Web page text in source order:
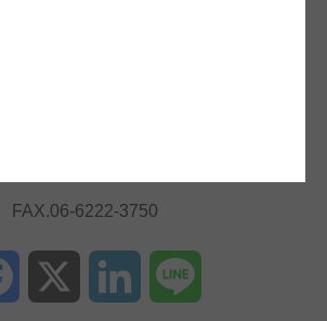
FAX.06-6222-3750
Facebook LinkedIn